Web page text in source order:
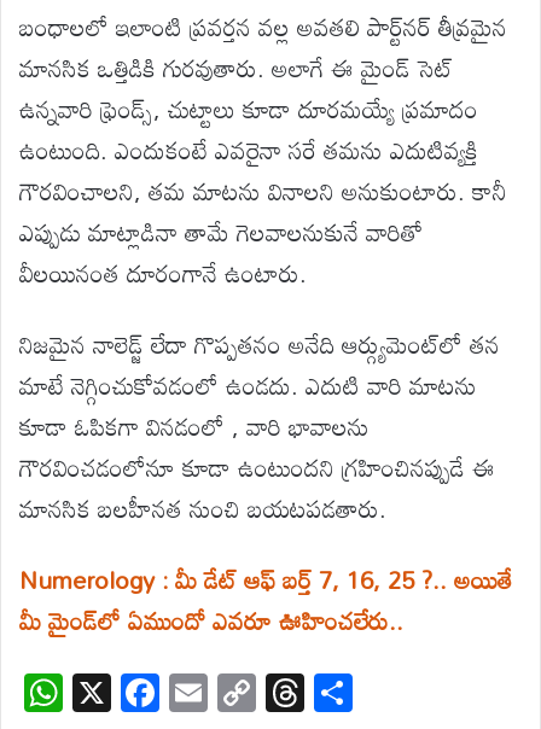
బంధాలలో ఇలాంటి ప్రవర్తన వల్ల అవతలి పార్ట్‌నర్ తీవ్రమైన
మానసిక ఒత్తిడికి గురవుతారు. అలాగే ఈ మైండ్ సెట్
ఉన్నవారి ఫ్రెండ్స్, చుట్టాలు కూడా దూరమయ్యే ప్రమాదం
ఉంటుంది. ఎందుకంటే ఎవరైనా సరే తమను ఎదుటివ్యక్తి
గౌరవించాలని, తమ మాటను వినాలని అనుకుంటారు. కానీ
ఎప్పుడు మాట్లాడినా తామే గెలవాలనుకునే వారితో
వీలయినంత దూరంగానే ఉంటారు.
నిజమైన నాలెడ్జ్ లేదా గొప్పతనం అనేది ఆర్గ్యుమెంట్‌లో తన
మాటే నెగ్గించుకోవడంలో ఉండదు. ఎదుటి వారి మాటను
కూడా ఓపికగా వినడంలో , వారి భావాలను
గౌరవించడంలోనూ కూడా ఉంటుందని గ్రహించినప్పుడే ఈ
మానసిక బలహీనత నుంచి బయటపడతారు.
Numerology : మీ డేట్ ఆఫ్ బర్త్ 7, 16, 25 ?.. అయితే
మీ మైండ్‌లో ఏముందో ఎవరూ ఊహించలేరు..
W X F E C T